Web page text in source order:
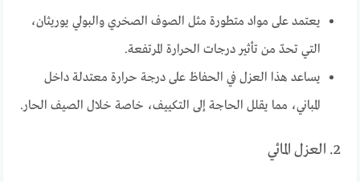
يعتمد على مواد متطورة مثل الصوف الصخري والبولي يوريثان،
التي تحدّ من تأثير درجات الحرارة المرتفعة.
يساعد هذا العزل في الحفاظ على درجة حرارة معتدلة داخل
المباني، مما يقلل الحاجة إلى التكييف، خاصة خلال الصيف الحار.
2. العزل المائي